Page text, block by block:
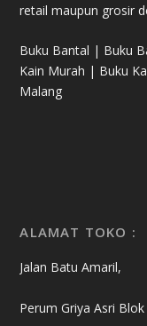
retail maupun grosir
Buku Bantal | Buku
Kain Murah | Buku
Malang
ALAMAT TOKO :
Jalan Batu Amaril,
Perum Griya Asri